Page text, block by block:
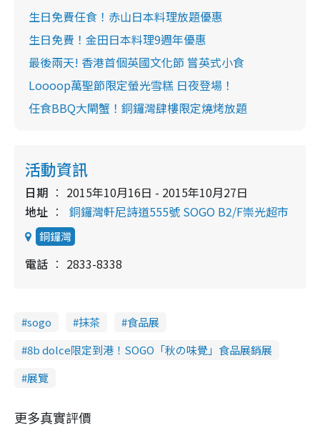
生日免費任食！赤山日本料理放題優惠
生日免費！金田日本料理9週年優惠
最後兩天! 香港首個英國文化節 嘗英式小食
Loooop萬聖節限定螢光雪糕 日夜登場！
任食BBQ大閘蟹！銅鑼灣肆樓限定燒烤放題
活動資訊
日期
2015年10月16日 - 2015年10月27日
地址
銅鑼灣軒尼詩道555號 SOGO B2/F崇光超市
銅鑼灣
電話 2833-8338
sogo 抹茶
食品展
8b dolce限定到港！SOGO「秋の味覺」食品展銷展
展覽
更多真實評價